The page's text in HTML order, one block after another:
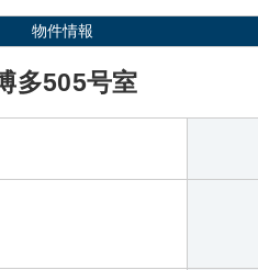
物件情報
多505号室